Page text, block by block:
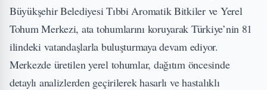
Büyükşehir Belediyesi Tıbbi Aromatik Bitkiler ve Yerel
Tohum Merkezi, ata tohumlarını koruyarak Türkiye’nin 81
ilindeki vatandaşlarla buluşturmaya devam ediyor.
Merkezde üretilen yerel tohumlar, dağıtım öncesinde
detaylı analizlerden geçirilerek hasarlı ve hastalıklı